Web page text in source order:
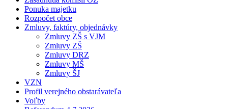
Ponuka majetku
Rozpočet obce
Zmluvy, faktúry, objednávky
Zmluvy ZŠ s VJM
Zmluvy ZŠ
Zmluvy DRZ
Zmluvy MŠ
Zmluvy ŠJ
VZN
Profil verejného obstarávateľa
Voľby